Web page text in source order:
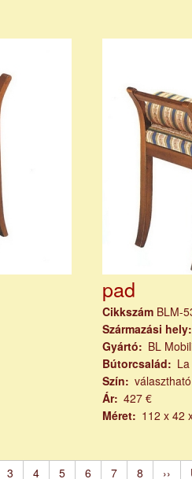
pad
Cikkszám BLM-
Származási hely
Gyártó
BL
Bútorcsalád
Szín
választható
Ár 427 €
Méret
112 x 42
Page
3 Page
4 Page
5 Page
6 Page
7 Page
8 ››